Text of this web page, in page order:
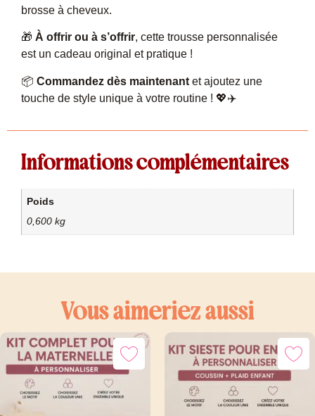
brosse à cheveux.
🎁 À offrir ou à s’offrir, cette trousse personnalisée
est un cadeau original et pratique !
📦 Commandez dès maintenant et ajoutez une
touche de style unique à votre routine ! 💖✈️
Informations complémentaires
Poids
0,600 kg
Vous aimeriez aussi